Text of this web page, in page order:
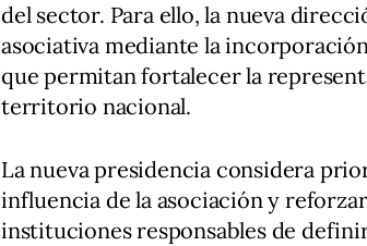
del sector. Para ello, la nueva
asociativa mediante la
que permitan fortalecer la
territorio nacional.
La nueva presidencia considera
influencia de la asociación y
instituciones responsables de